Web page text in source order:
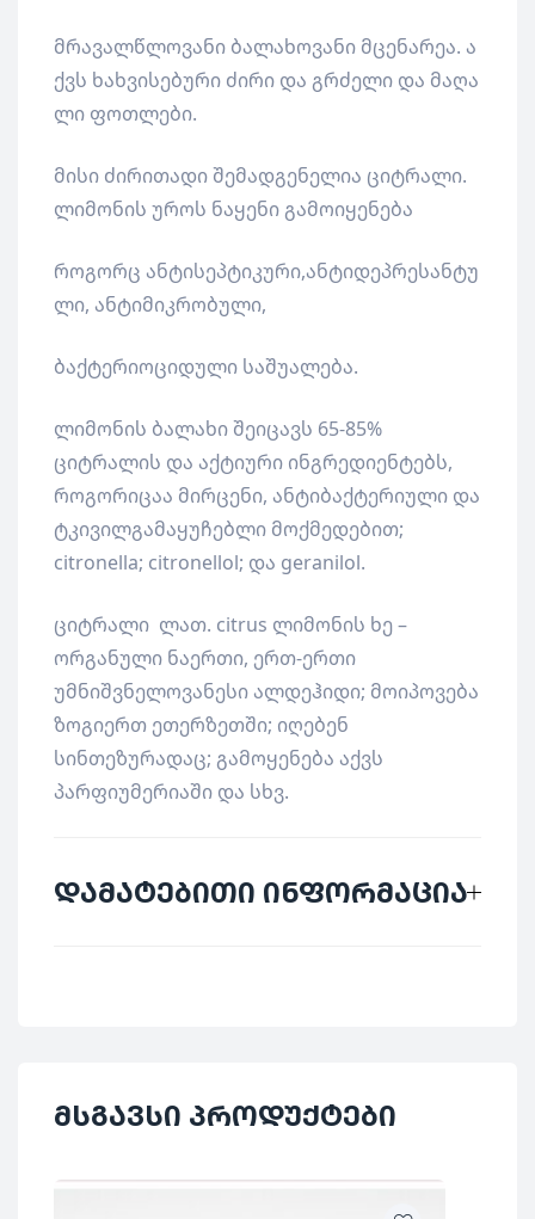
მრავალწლოვანი ბალახოვანი მცენარეა. ა
ქვს ხახვისებური ძირი და გრძელი და მაღა
ლი ფოთლები.
მისი ძირითადი შემადგენელია ციტრალი.
ლიმონის უროს ნაყენი გამოიყენება
როგორც ანტისეპტიკური,ანტიდეპრესანტუ
ლი, ანტიმიკრობული,
ბაქტერიოციდული საშუალება.
ლიმონის ბალახი შეიცავს 65-85%
ციტრალის და აქტიური ინგრედიენტებს,
როგორიცაა მირცენი, ანტიბაქტერიული და
ტკივილგამაყუჩებლი მოქმედებით;
citronella; citronellol; და geranilol.
ციტრალი ლათ. citrus ლიმონის ხე –
ორგანული ნაერთი, ერთ-ერთი
უმნიშვნელოვანესი ალდეჰიდი; მოიპოვება
ზოგიერთ ეთერზეთში; იღებენ
სინთეზურადაც; გამოყენება აქვს
პარფიუმერიაში და სხვ.
დამატებითი ინფორმაცია
მსგავსი პროდუქტები